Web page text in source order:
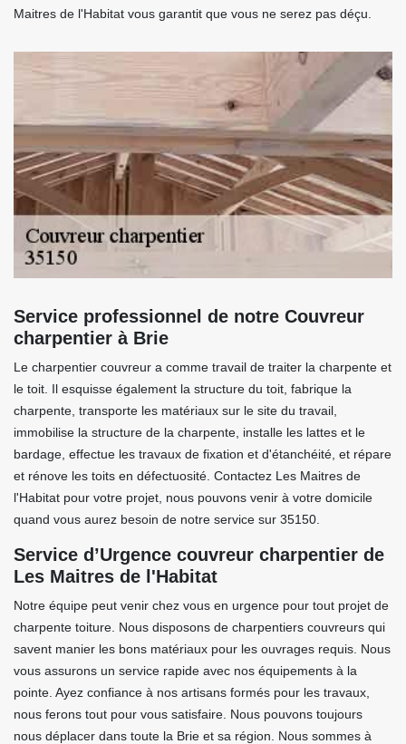
Maitres de l'Habitat vous garantit que vous ne serez pas déçu.
Service professionnel de notre Couvreur
charpentier à Brie
Le charpentier couvreur a comme travail de traiter la charpente et
le toit. Il esquisse également la structure du toit, fabrique la
charpente, transporte les matériaux sur le site du travail,
immobilise la structure de la charpente, installe les lattes et le
bardage, effectue les travaux de fixation et d'étanchéité, et répare
et rénove les toits en défectuosité. Contactez Les Maitres de
l'Habitat pour votre projet, nous pouvons venir à votre domicile
quand vous aurez besoin de notre service sur 35150.
Service d’Urgence couvreur charpentier de
Les Maitres de l'Habitat
Notre équipe peut venir chez vous en urgence pour tout projet de
charpente toiture. Nous disposons de charpentiers couvreurs qui
savent manier les bons matériaux pour les ouvrages requis. Nous
vous assurons un service rapide avec nos équipements à la
pointe. Ayez confiance à nos artisans formés pour les travaux,
nous ferons tout pour vous satisfaire. Nous pouvons toujours
nous déplacer dans toute la Brie et sa région. Nous sommes à